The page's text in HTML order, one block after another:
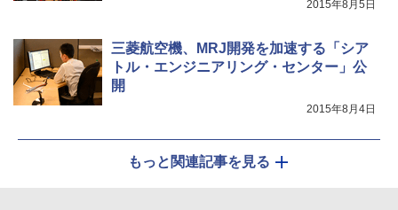
2015年8月5日
三菱航空機、MRJ開発を加速する「シア
トル・エンジニアリング・センター」公
開
2015年8月4日
もっと関連記事を見る